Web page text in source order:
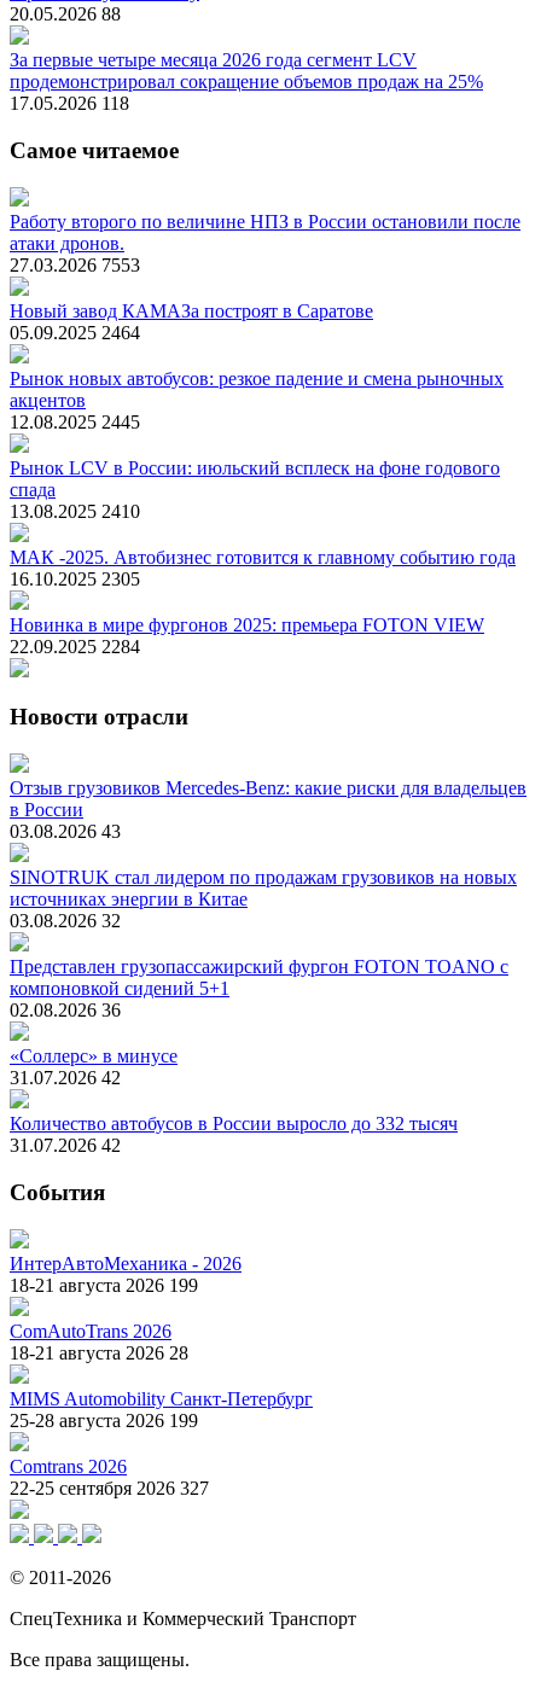
20.05.2026 88
За первые четыре месяца 2026 года сегмент LCV
продемонстрировал сокращение объемов продаж на 25%
17.05.2026 118
Самое читаемое
Работу второго по величине НПЗ в России остановили после
атаки дронов.
27.03.2026 7553
Новый завод КАМАЗа построят в Саратове
05.09.2025 2464
Рынок новых автобусов: резкое падение и смена рыночных
акцентов
12.08.2025 2445
Рынок LCV в России: июльский всплеск на фоне годового
спада
13.08.2025 2410
МАК -2025. Автобизнес готовится к главному событию года
16.10.2025 2305
Новинка в мире фургонов 2025: премьера FOTON VIEW
22.09.2025 2284
Новости отрасли
Отзыв грузовиков Mercedes-Benz: какие риски для владельцев
в России
03.08.2026 43
SINOTRUK стал лидером по продажам грузовиков на новых
источниках энергии в Китае
03.08.2026 32
Представлен грузопассажирский фургон FOTON TOANO с
компоновкой сидений 5+1
02.08.2026 36
«Соллерс» в минусе
31.07.2026 42
Количество автобусов в России выросло до 332 тысяч
31.07.2026 42
События
ИнтерАвтоМеханика - 2026
18-21 августа 2026 199
ComAutoTrans 2026
18-21 августа 2026 28
MIMS Automobility Санкт-Петербург
25-28 августа 2026 199
Comtrans 2026
22-25 сентября 2026 327
© 2011-2026
СпецТехника и Коммерческий Транспорт
Все права защищены.